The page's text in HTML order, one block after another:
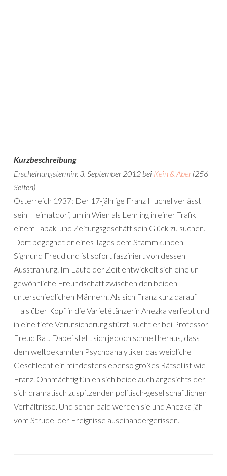
Kurzbeschreibung
Erscheinungstermin: 3. September 2012 bei Kein & Aber(256
Seiten)
Österreich 1937: Der 17-jährige Franz Huchel verlässt
sein Heimatdorf, um in Wien als Lehrling in einer Trafik
einem Tabak-und Zeitungsgeschäft sein Glück zu suchen.
Dort begegnet er eines Tages dem Stammkunden
Sigmund Freud und ist sofort fasziniert von dessen
Ausstrahlung. Im Laufe der Zeit entwickelt sich eine un-
gewöhnliche Freundschaft zwischen den beiden
unterschiedlichen Männern. Als sich Franz kurz darauf
Hals über Kopf in die Varietétänzerin Anezka verliebt und
in eine tiefe Verunsicherung stürzt, sucht er bei Professor
Freud Rat. Dabei stellt sich jedoch schnell heraus, dass
dem weltbekannten Psychoanalytiker das weibliche
Geschlecht ein mindestens ebenso großes Rätsel ist wie
Franz. Ohnmächtig fühlen sich beide auch angesichts der
sich dramatisch zuspitzenden politisch-gesellschaftlichen
Verhältnisse. Und schon bald werden sie und Anezka jäh
vom Strudel der Ereignisse auseinandergerissen.